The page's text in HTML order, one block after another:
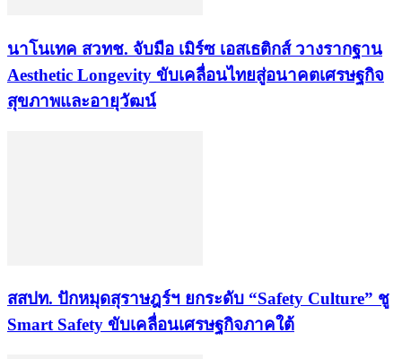
นาโนเทค สวทช. จับมือ เมิร์ซ เอสเธติกส์ วางรากฐาน
Aesthetic Longevity ขับเคลื่อนไทยสู่อนาคตเศรษฐกิจ
สุขภาพและอายุวัฒน์
สสปท. ปักหมุดสุราษฎร์ฯ ยกระดับ “Safety Culture” ชู
Smart Safety ขับเคลื่อนเศรษฐกิจภาคใต้